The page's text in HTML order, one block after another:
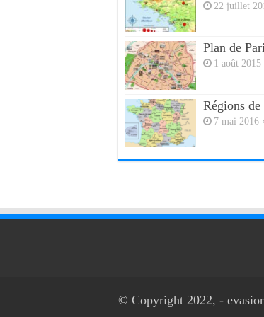
22 juillet
Plan de
1 août 2015
Régions de
7 mai 2016
© Copyright 2022, -